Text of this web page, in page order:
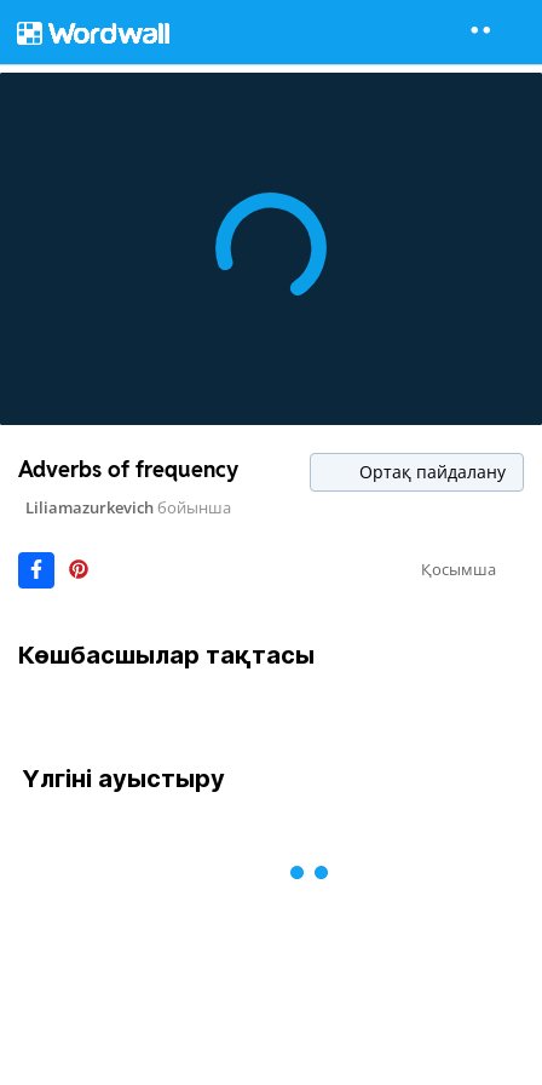
Adverbs of frequency Ортақ пайдалану
Liliamazurkevichбойынша
Қосымша
Көшбасшылар тақтасы
Үлгіні ауыстыру